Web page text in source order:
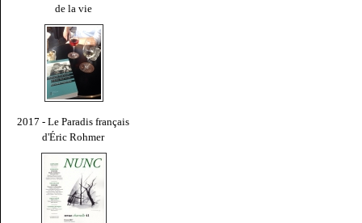
de la vie
2017 - Le Paradis français
d'Éric Rohmer